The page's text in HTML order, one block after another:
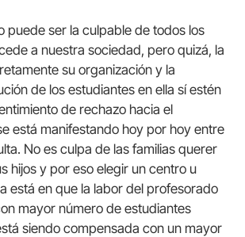
puede ser la culpable de todos los
a nuestra sociedad, pero quizá, la
su organización y la
de los estudiantes en ella sí estén
de rechazo hacia el
está manifestando hoy por hoy entre
No es culpa de las familias querer
hijos y por eso elegir un centro u
está en que la labor del profesorado
mayor número de estudiantes
siendo compensada con un mayor